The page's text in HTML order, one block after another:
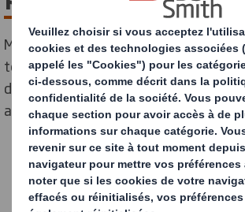
Moins popularisée que l’IA, la
technologie encore récente* qui a fait
dans la finance et ne cesse de trouver
applications au service des